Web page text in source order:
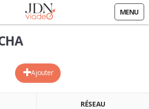
MENU
Ajouter
RÉSEAU